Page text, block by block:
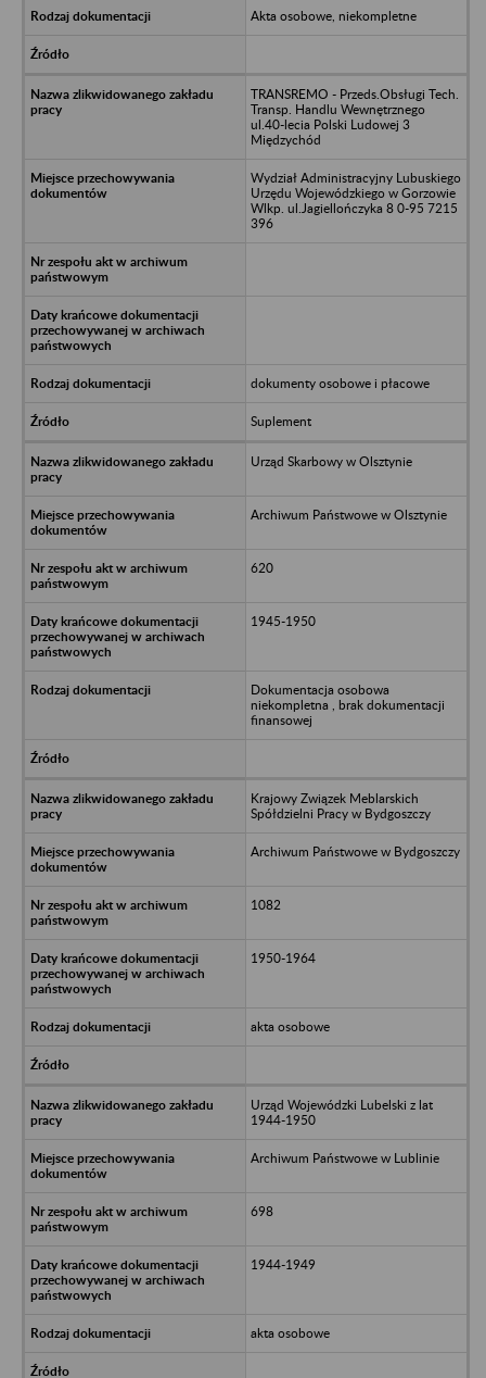
Akta osobowe, niekompletne
TRANSREMO - Przeds.Obsługi Tech.
Transp. Handlu Wewnętrznego
ul.40-lecia Polski Ludowej 3
Międzychód
Wydział Administracyjny Lubuskiego
Urzędu Wojewódzkiego w Gorzowie
Wlkp. ul.Jagiellończyka 8 0-95 7215
396
dokumenty osobowe i płacowe
Suplement
Urząd Skarbowy w Olsztynie
Archiwum Państwowe w Olsztynie
620
1945-1950
Dokumentacja osobowa
niekompletna , brak dokumentacji
finansowej
Krajowy Związek Meblarskich
Spółdzielni Pracy w Bydgoszczy
Archiwum Państwowe w Bydgoszczy
1082
1950-1964
akta osobowe
Urząd Wojewódzki Lubelski z lat
1944-1950
Archiwum Państwowe w Lublinie
698
1944-1949
akta osobowe